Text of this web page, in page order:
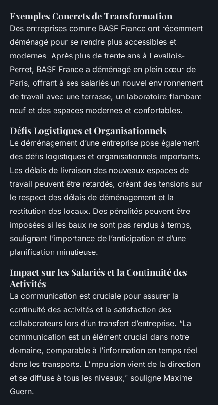
Exemples Concrets de Transformation
Des entreprises comme BASF France ont récemment
déménagé pour se rendre plus accessibles et
modernes. Après plus de trente ans à Levallois-
Perret, BASF France a déménagé en plein cœur de
Paris, offrant à ses salariés un nouvel environnement
de travail avec une terrasse, un laboratoire flambant
neuf et des espaces modernes et confortables.
Défis Logistiques et Organisationnels
Le déménagement d’une entreprise pose également
des défis logistiques et organisationnels importants.
Les délais de livraison des nouveaux espaces de
travail peuvent être retardés, créant des tensions sur
le respect des délais de déménagement et la
restitution des locaux. Des pénalités peuvent être
imposées si les baux ne sont pas rendus à temps,
soulignant l’importance de l’anticipation et d’une
planification minutieuse.
Impact sur les Salariés et la Continuité des
Activités
La communication est cruciale pour assurer la
continuité des activités et la satisfaction des
collaborateurs lors d’un transfert d’entreprise. “La
communication est un élément crucial dans notre
domaine, comparable à l’information en temps réel
dans les transports. L’impulsion vient de la direction
et se diffuse à tous les niveaux,” souligne Maxime
Guern.